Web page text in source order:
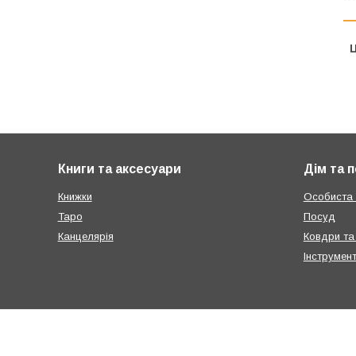
Книги та аксесуари
Книжки
Таро
Канцелярія
Дім та
Особиста
Посуд
Ковдри